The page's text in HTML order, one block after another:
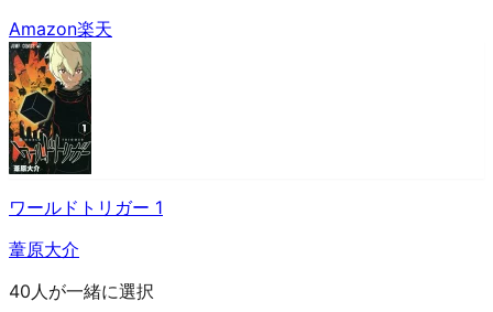
Amazon楽天
ワールドトリガー 1
葦原大介
40人が一緒に選択